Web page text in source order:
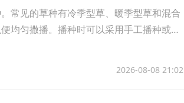
常见的草种有冷季型草、暖季型草和混合
均匀撒播。播种时可以采用手工播种或机
2026-08-08 21:02